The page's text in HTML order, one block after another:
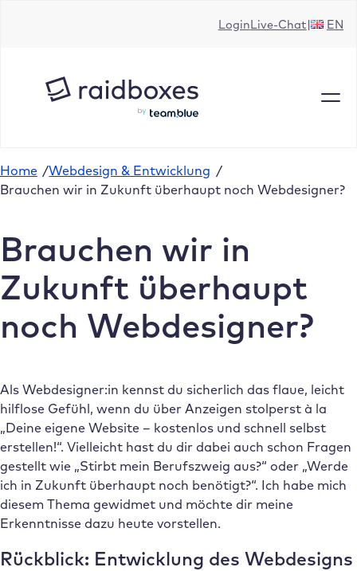
LoginLive-Chat EN
Home /Webdesign & Entwicklung /
Brauchen wir in Zukunft überhaupt noch Webdesigner?
Brauchen wir in
Zukunft überhaupt
noch Webdesigner?
Als Webdesigner:in kennst du sicherlich das flaue, leicht
hilflose Gefühl, wenn du über Anzeigen stolperst à la
„Deine eigene Website – kostenlos und schnell selbst
erstellen!“. Vielleicht hast du dir dabei auch schon Fragen
gestellt wie „Stirbt mein Berufszweig aus?“ oder „Werde
ich in Zukunft überhaupt noch benötigt?“. Ich habe mich
diesem Thema gewidmet und möchte dir meine
Erkenntnisse dazu heute vorstellen.
Rückblick: Entwicklung des Webdesigns